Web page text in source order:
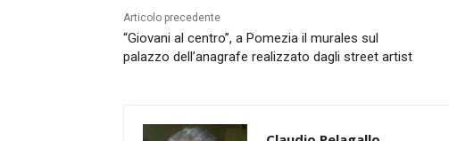
Articolo precedente
“Giovani al centro”, a Pomezia il murales sul
palazzo dell’anagrafe realizzato dagli street artist